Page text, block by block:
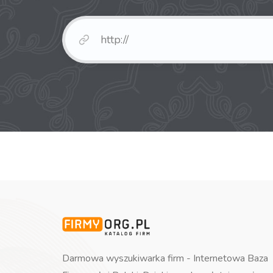
Darmowa wyszukiwarka firm - Internetowa Baza